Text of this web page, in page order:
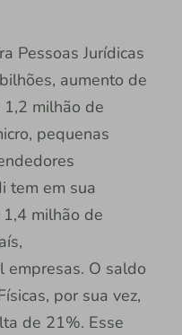
Pessoas Jurídicas
aumento de
milhão de
pequenas
tem em sua
milhão de
empresas. O saldo
por sua vez,
de 21%. Esse